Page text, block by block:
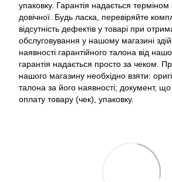
упаковку. Гарантія надається терміном
довічної. Будь ласка, перевіряйте
відсутність дефектів у товарі при
обслуговування у нашому магазині
наявності гарантійного талона від
гарантія надається просто за чеком.
нашого магазину необхідно взяти:
талона за його наявності; документ, що
оплату товару (чек), упаковку.